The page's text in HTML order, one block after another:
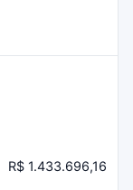
R$ 1.433.696,16